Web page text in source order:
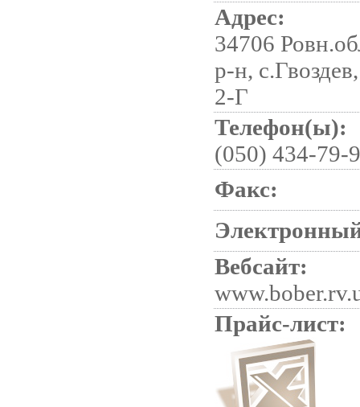
Адрес:
34706
р-н,
2-Г
Телефон(ы):
(050) 434-79-
Факс:
Вебсайт:
Прайс-лист: